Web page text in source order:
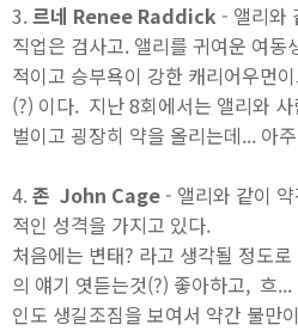
3.르네 Renee Raddick - 앨리와
직업은 검사고. 앨리를 귀여운 여동
적이고 승부욕이 강한 캐리어우먼
(?) 이다. 지난 8회에서는 앨리와
벌이고 굉장히 약을 올리는데... 아
4.존 John Cage- 앨리와 같이
적인 성격을 가지고 있다.
처음에는 변태? 라고 생각될 정도
의 얘기 엿듣는것(?) 좋아하고, 흐
인도 생길조짐을 보여서 약간 불만